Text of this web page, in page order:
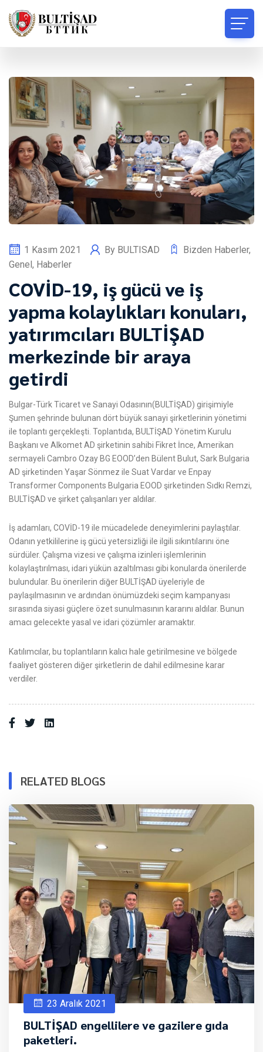
1 Kasım 2021 By BULTISAD Bizden Haberler,
Genel, Haberler
COVİD-19, iş gücü ve iş
yapma kolaylıkları konuları,
yatırımcıları BULTİŞAD
merkezinde bir araya
getirdi
Bulgar-Türk Ticaret ve Sanayi Odasının(BULTİŞAD) girişimiyle
Şumen şehrinde bulunan dört büyük sanayi şirketlerinin yönetimi
ile toplantı gerçekleşti. Toplantıda, BULTİŞAD Yönetim Kurulu
Başkanı ve Alkomet AD şirketinin sahibi Fikret İnce, Amerikan
sermayeli Cambro Ozay BG EOOD’den Bülent Bulut, Sark Bulgaria
AD şirketinden Yaşar Sönmez ile Suat Vardar ve Enpay
Transformer Components Bulgaria EOOD şirketinden Sıdkı Remzi,
BULTİŞAD ve şirket çalışanları yer aldılar.
İş adamları, COVİD-19 ile mücadelede deneyimlerini paylaştılar.
Odanın yetkililerine iş gücü yetersizliği ile ilgili sıkıntılarını öne
sürdüler. Çalışma vizesi ve çalışma izinleri işlemlerinin
kolaylaştırılması, idari yükün azaltılması gibi konularda önerilerde
bulundular. Bu önerilerin diğer BULTİŞAD üyeleriyle de
paylaşılmasının ve ardından önümüzdeki seçim kampanyası
sırasında siyasi güçlere özet sunulmasının kararını aldılar. Bunun
amacı gelecekte yasal ve idari çözümler aramaktır.
Katılımcılar, bu toplantıların kalıcı hale getirilmesine ve bölgede
faaliyet gösteren diğer şirketlerin de dahil edilmesine karar
verdiler.
RELATED BLOGS
23 Aralık 2021
BULTİŞAD engellilere ve gazilere gıda
paketleri.